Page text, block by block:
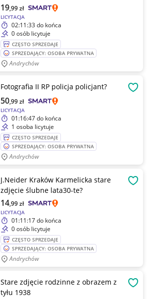
LICYTACJA
19,99zł
02:11:33do końca
0 osób licytuje
CZĘSTO SPRZEDAJE
SPRZEDAJĄCY: OSOBA PRYWATNA
Andrychów
Fotografia II RP policja policjant?
LICYTACJA
50,99zł
01:16:47do końca
1 osoba licytuje
CZĘSTO SPRZEDAJE
SPRZEDAJĄCY: OSOBA PRYWATNA
Andrychów
J.Neider Kraków Karmelicka stare
zdjęcie ślubne lata30-te?
LICYTACJA
14,99zł
01:11:17do końca
0 osób licytuje
CZĘSTO SPRZEDAJE
SPRZEDAJĄCY: OSOBA PRYWATNA
Andrychów
Stare zdjęcie rodzinne z obrazem z
tyłu 1938